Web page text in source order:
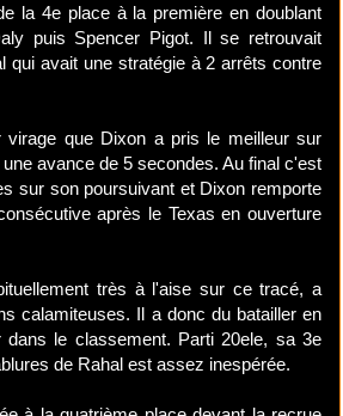
la 4e place à la première en doublant
puis Spencer Pigot. Il se retrouvait
qui avait une stratégie à 2 arrêts contre
virage que Dixon a pris le meilleur sur
avance de 5 secondes. Au final c'est
sur son poursuivant et Dixon remporte
après le Texas en ouverture
très à l'aise sur ce tracé, a
calamiteuses. Il a donc du batailler en
dans le classement. Parti 20ele, sa 3e
de Rahal est assez inespérée.